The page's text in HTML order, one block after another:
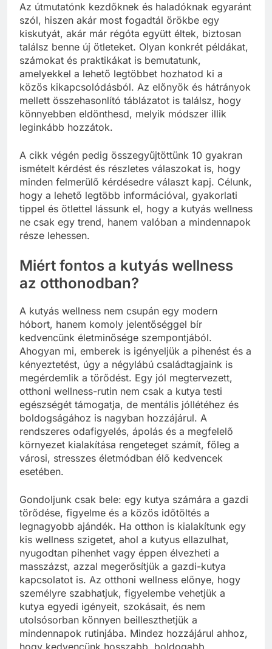
Az útmutatónk kezdőknek és haladóknak egyaránt
szól, hiszen akár most fogadtál örökbe egy
kiskutyát, akár már régóta együtt éltek, biztosan
találsz benne új ötleteket. Olyan konkrét példákat,
számokat és praktikákat is bemutatunk,
amelyekkel a lehető legtöbbet hozhatod ki a
közös kikapcsolódásból. Az előnyök és hátrányok
mellett összehasonlító táblázatot is találsz, hogy
könnyebben eldönthesd, melyik módszer illik
leginkább hozzátok.
A cikk végén pedig összegyűjtöttünk 10 gyakran
ismételt kérdést és részletes válaszokat is, hogy
minden felmerülő kérdésedre választ kapj. Célunk,
hogy a lehető legtöbb információval, gyakorlati
tippel és ötlettel lássunk el, hogy a kutyás wellness
ne csak egy trend, hanem valóban a mindennapok
része lehessen.
Miért fontos a kutyás wellness
az otthonodban?
A kutyás wellness nem csupán egy modern
hóbort, hanem komoly jelentőséggel bír
kedvencünk életminősége szempontjából.
Ahogyan mi, emberek is igényeljük a pihenést és a
kényeztetést, úgy a négylábú családtagjaink is
megérdemlik a törődést. Egy jól megtervezett,
otthoni wellness-rutin nem csak a kutya testi
egészségét támogatja, de mentális jóllétéhez és
boldogságához is nagyban hozzájárul. A
rendszeres odafigyelés, ápolás és a megfelelő
környezet kialakítása rengeteget számít, főleg a
városi, stresszes életmódban élő kedvencek
esetében.
Gondoljunk csak bele: egy kutya számára a gazdi
törődése, figyelme és a közös időtöltés a
legnagyobb ajándék. Ha otthon is kialakítunk egy
kis wellness szigetet, ahol a kutyus ellazulhat,
nyugodtan pihenhet vagy éppen élvezheti a
masszázst, azzal megerősítjük a gazdi-kutya
kapcsolatot is. Az otthoni wellness előnye, hogy
személyre szabhatjuk, figyelembe vehetjük a
kutya egyedi igényeit, szokásait, és nem
utolsósorban könnyen beilleszthetjük a
mindennapok rutinjába. Mindez hozzájárul ahhoz,
hogy kedvencünk hosszabb, boldogabb,